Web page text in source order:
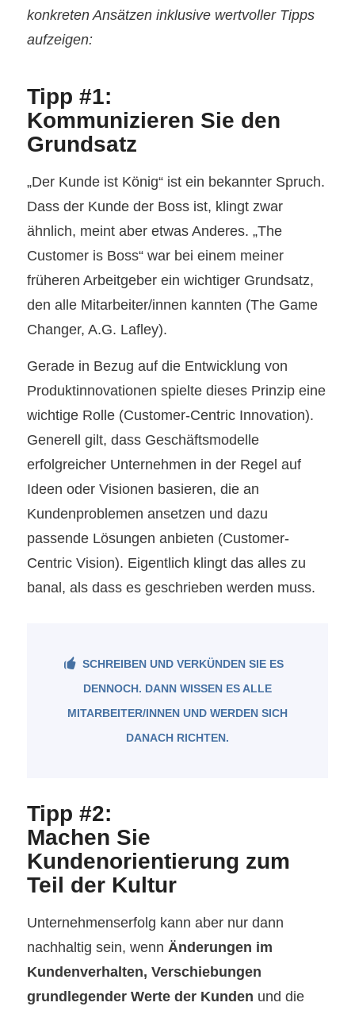
konkreten Ansätzen inklusive wertvoller Tipps
aufzeigen:
Tipp #1:
Kommunizieren Sie den
Grundsatz
„Der Kunde ist König“ ist ein bekannter Spruch.
Dass der Kunde der Boss ist, klingt zwar
ähnlich, meint aber etwas Anderes. „The
Customer is Boss“ war bei einem meiner
früheren Arbeitgeber ein wichtiger Grundsatz,
den alle Mitarbeiter/innen kannten (The Game
Changer, A.G. Lafley).
Gerade in Bezug auf die Entwicklung von
Produktinnovationen spielte dieses Prinzip eine
wichtige Rolle (Customer-Centric Innovation).
Generell gilt, dass Geschäftsmodelle
erfolgreicher Unternehmen in der Regel auf
Ideen oder Visionen basieren, die an
Kundenproblemen ansetzen und dazu
passende Lösungen anbieten (Customer-
Centric Vision). Eigentlich klingt das alles zu
banal, als dass es geschrieben werden muss.
SCHREIBEN UND VERKÜNDEN SIE ES
DENNOCH. DANN WISSEN ES ALLE
MITARBEITER/INNEN UND WERDEN SICH
DANACH RICHTEN.
Tipp #2:
Machen Sie
Kundenorientierung zum
Teil der Kultur
Unternehmenserfolg kann aber nur dann
nachhaltig sein, wenn Änderungen im
Kundenverhalten, Verschiebungen
grundlegender Werte der Kunden und die